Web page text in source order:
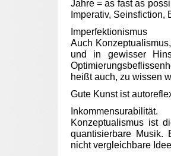
Jahre = as fast as
Imperativ, Seinsfiction,
Imperfektionismus
Auch
und in gewisser
heißt auch, zu wissen
Gute Kunst ist
Inkommensurabilität.
Konzeptualismus ist
quantisierbare
nicht vergleichbare